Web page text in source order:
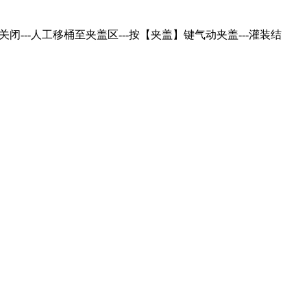
闭---人工移桶至夹盖区---按【夹盖】键气动夹盖---灌装结